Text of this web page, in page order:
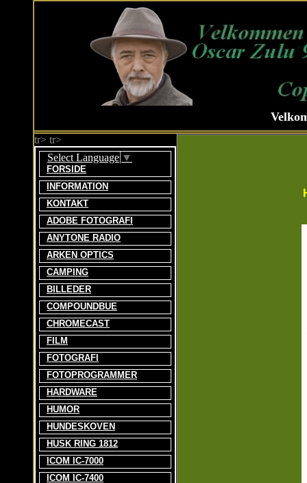
tr> tr>
Select Language ▼
FORSIDE
INFORMATION
KONTAKT
ADOBE FOTOGRAFI
ANYTONE RADIO
ARKEN OPTICS
CAMPING
BILLEDER
COMPOUNDBUE
CHROMECAST
FILM
FOTOGRAFI
FOTOPROGRAMMER
HARDWARE
HUMOR
HUNDESKOVEN
HUSK RING 1812
ICOM IC-7000
ICOM IC-7400